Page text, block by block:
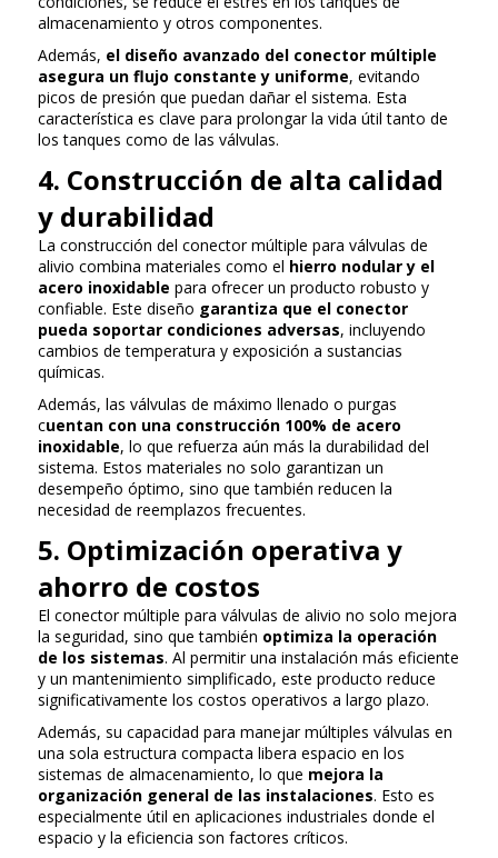
almacenamiento y otros componentes.
Además, el diseño avanzado del conector múltiple
asegura un flujo constante y uniforme, evitando
picos de presión que puedan dañar el sistema. Esta
característica es clave para prolongar la vida útil tanto de
los tanques como de las válvulas.
4. Construcción de alta calidad
y durabilidad
La construcción del conector múltiple para válvulas de
alivio combina materiales como el hierro nodular y el
acero inoxidable para ofrecer un producto robusto y
confiable. Este diseño garantiza que el conector
pueda soportar condiciones adversas, incluyendo
cambios de temperatura y exposición a sustancias
químicas.
Además, las válvulas de máximo llenado o purgas
cuentan con una construcción 100% de acero
inoxidable, lo que refuerza aún más la durabilidad del
sistema. Estos materiales no solo garantizan un
desempeño óptimo, sino que también reducen la
necesidad de reemplazos frecuentes.
5. Optimización operativa y
ahorro de costos
El conector múltiple para válvulas de alivio no solo mejora
la seguridad, sino que también optimiza la operación
de los sistemas. Al permitir una instalación más eficiente
y un mantenimiento simplificado, este producto reduce
significativamente los costos operativos a largo plazo.
Además, su capacidad para manejar múltiples válvulas en
una sola estructura compacta libera espacio en los
sistemas de almacenamiento, lo que mejora la
organización general de las instalaciones. Esto es
especialmente útil en aplicaciones industriales donde el
espacio y la eficiencia son factores críticos.